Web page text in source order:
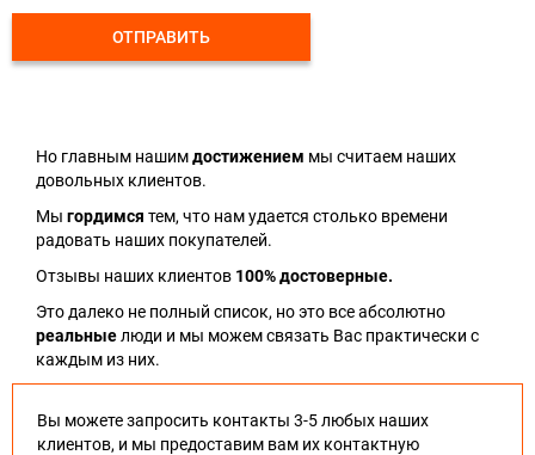
ОТПРАВИТЬ
Но главным нашимдостижением мы считаем наших
довольных клиентов.
Мы гордимся тем, что нам удается столько времени
радовать наших покупателей.
Отзывы наших клиентов 100% достоверные.
Это далеко не полный список, но это все абсолютно
реальныелюди и мы можем связать Вас практически с
каждым из них.
Вы можете запросить контакты 3-5 любых наших
клиентов, и мы предоставим вам их контактную